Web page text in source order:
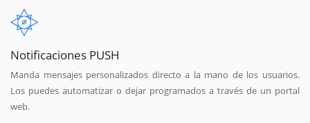
Notificaciones PUSH
Manda mensajes personalizados directo a la mano de los usuarios.
Los puedes automatizar o dejar programados a través de un portal
web.